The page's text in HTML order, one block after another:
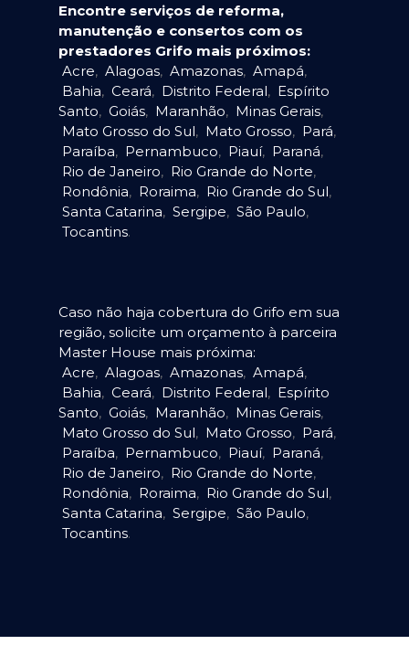
Encontre serviços de reforma,
manutenção e consertos com os
prestadores Grifo mais próximos:
Acre, Alagoas, Amazonas, Amapá,
Bahia, Ceará, Distrito Federal, Espírito
Santo, Goiás, Maranhão, Minas Gerais,
Mato Grosso do Sul, Mato Grosso, Pará,
Paraíba, Pernambuco, Piauí, Paraná,
Rio de Janeiro, Rio Grande do Norte,
Rondônia, Roraima, Rio Grande do Sul,
Santa Catarina, Sergipe, São Paulo,
Tocantins.
Caso não haja cobertura do Grifo em sua
região, solicite um orçamento à parceira
Master House mais próxima:
Acre, Alagoas, Amazonas, Amapá,
Bahia, Ceará, Distrito Federal, Espírito
Santo, Goiás, Maranhão, Minas Gerais,
Mato Grosso do Sul, Mato Grosso, Pará,
Paraíba, Pernambuco, Piauí, Paraná,
Rio de Janeiro, Rio Grande do Norte,
Rondônia, Roraima, Rio Grande do Sul,
Santa Catarina, Sergipe, São Paulo,
Tocantins.